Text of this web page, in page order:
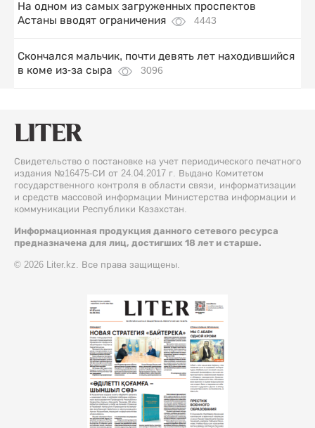
На одном из самых загруженных проспектов
Астаны вводят ограничения
4443
Скончался мальчик, почти девять лет находившийся
в коме из-за сыра
3096
Свидетельство о постановке на учет периодического печатного
издания №16475-СИ от 24.04.2017 г. Выдано Комитетом
государственного контроля в области связи, информатизации
и средств массовой информации Министерства информации и
коммуникации Республики Казахстан.
Информационная продукция данного сетевого ресурса
предназначена для лиц, достигших 18 лет и старше.
© 2026 Liter.kz. Все права защищены.